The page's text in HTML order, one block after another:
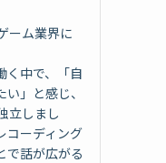
ーム業界に
く中で、「自
」と感じ、
立しまし
コーディング
で話が広がる